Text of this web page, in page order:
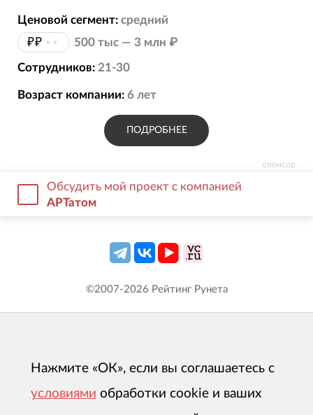
спонсор
Ценовой сегмент: средний
₽₽ •• 500 тыс — 3 млн ₽
Сотрудников: 21-30
Возраст компании: 6 лет
ПОДРОБНЕЕ
Обсудить мой проект с компанией
АРТатом
©2007-2026 Рейтинг Рунета
Нажмите «ОК», если вы соглашаетесь с
условиями обработки cookie и ваших